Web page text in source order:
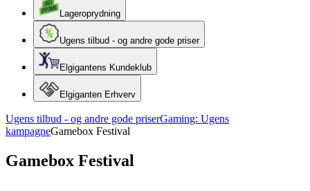
Lageroprydning
Ugens tilbud - og andre gode priser
Elgigantens Kundeklub
Elgiganten Erhverv
Ugens tilbud - og andre gode priserGaming: Ugens
kampagneGamebox Festival
Gamebox Festival